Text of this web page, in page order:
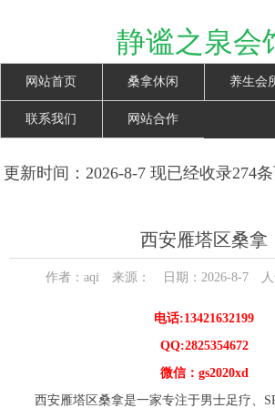
静谧之泉会
网站首页 桑拿休闲 养生会
联系我们 网站合作
更新时间：2026-8-7 现已经收录274
西安雁塔区桑拿
作者：aqi 来源： 日期：2026-8-7 人
电话:13421632199
QQ:2825354672
微信：gs2020xd
西安雁塔区桑拿是一家专注于男士足疗、